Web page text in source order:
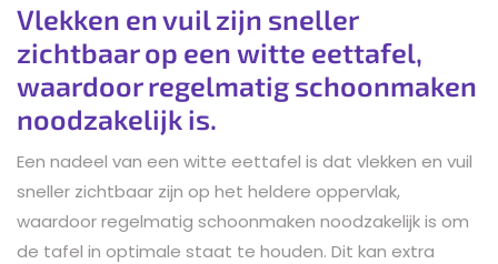
Vlekken en vuil zijn sneller
zichtbaar op een witte eettafel,
waardoor regelmatig schoonmaken
noodzakelijk is.
Een nadeel van een witte eettafel is dat vlekken en vuil
sneller zichtbaar zijn op het heldere oppervlak,
waardoor regelmatig schoonmaken noodzakelijk is om
de tafel in optimale staat te houden. Dit kan extra